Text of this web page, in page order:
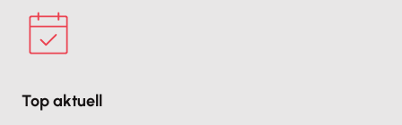
Top aktuell